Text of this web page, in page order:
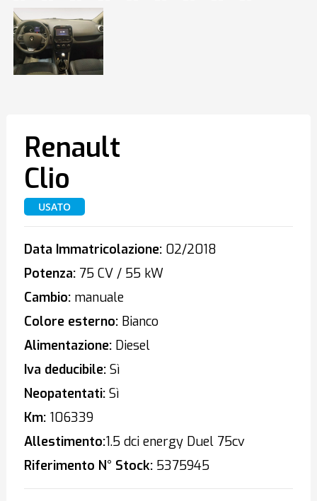
Renault
Clio
USATO
Data Immatricolazione:02/2018
Potenza:75 CV / 55 kW
Cambio:manuale
Colore esterno:Bianco
Alimentazione:Diesel
Iva deducibile:Sì
Neopatentati:Sì
Km:106339
Allestimento:1.5 dci energy Duel 75cv
Riferimento N° Stock:5375945